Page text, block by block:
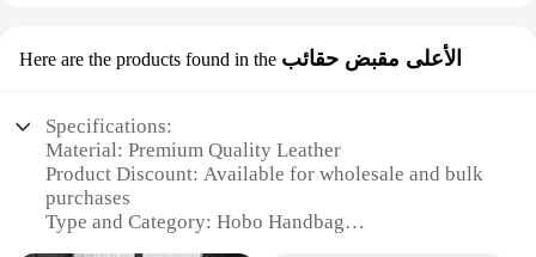
Here are the products found in the الأعلى مقبض حقائب
Specifications:
Material: Premium Quality Leather
Product Discount: Available for wholesale and bulk
purchases
Type and Category: Hobo Handbag